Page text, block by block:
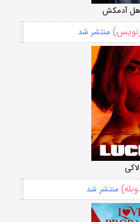
آدمکش
منتشر شد
لاکی
منتشر شد